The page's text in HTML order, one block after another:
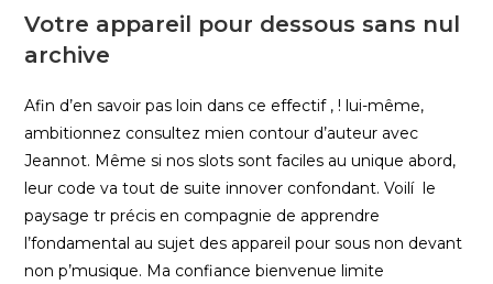
Votre appareil pour dessous sans nul
archive
Afin d’en savoir pas loin dans ce effectif , ! lui-même,
ambitionnez consultez mien contour d’auteur avec
Jeannot. Même si nos slots sont faciles au unique abord,
leur code va tout de suite innover confondant. Voilí le
paysage tr précis en compagnie de apprendre
l’fondamental au sujet des appareil pour sous non devant
non p’musique. Ma confiance bienvenue limite